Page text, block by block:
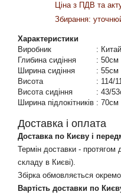
Ціна з ПДВ та
Збирання:
Характеристики
Виробник
: Китай
Глибина сидіння
: 50см
Ширина сидіння
: 55см
Висота
: 114/
Висота сидіння
: 43/
Ширина підлокітників : 70см
Доставка і оплата
Доставка по Києву і
Термін доставки - протягом
складу в Києві).
Збірка обмовляється
Вартість доставки по